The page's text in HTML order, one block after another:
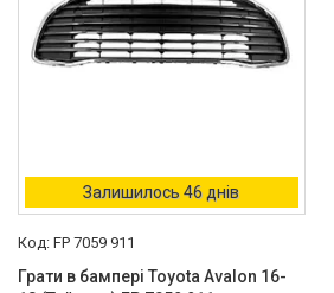
Залишилось 46 днів
FP 7059 911
Грати в бампері Toyota Avalon 16-